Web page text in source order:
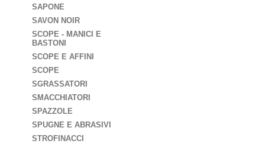
SAPONE
SAVON NOIR
SCOPE - MANICI E
BASTONI
SCOPE E AFFINI
SCOPE
SGRASSATORI
SMACCHIATORI
SPAZZOLE
SPUGNE E ABRASIVI
STROFINACCI